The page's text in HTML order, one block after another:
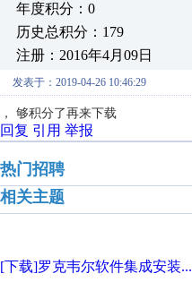
年度积分：0
历史总积分：179
注册：2016年4月09日
发表于：2019-04-26 10:46:29
， 够积分了再来下载
回复 引用 举报
热门招聘
相关主题
[下载]罗克韦尔软件集成安装...